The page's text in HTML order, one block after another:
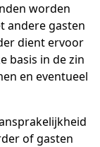
worden
andere gasten
dient ervoor
basis in de zin
en eventueel
of gasten